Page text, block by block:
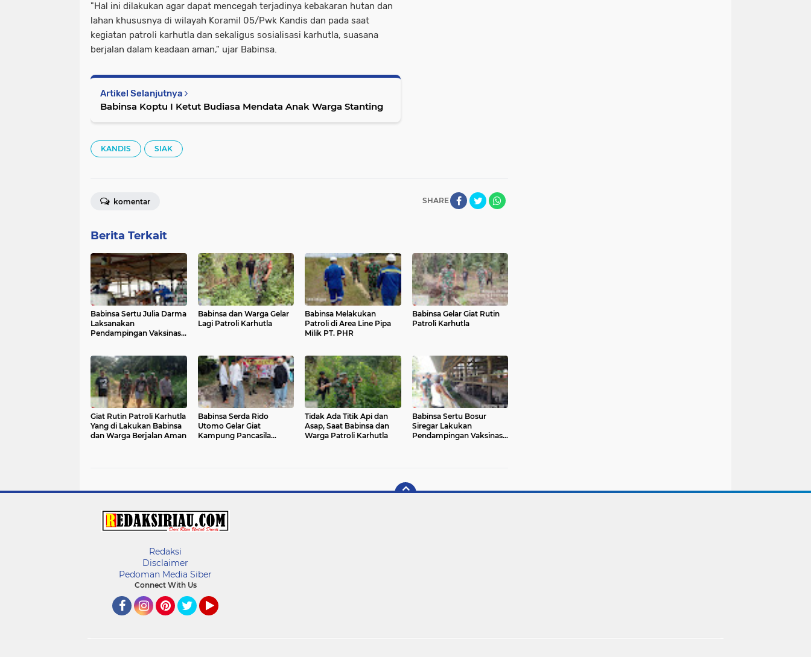
"Hal ini dilakukan agar dapat mencegah terjadinya kebakaran hutan dan
lahan khususnya di wilayah Koramil 05/Pwk Kandis dan pada saat
kegiatan patroli karhutla dan sekaligus sosialisasi karhutla, suasana
berjalan dalam keadaan aman," ujar Babinsa.
Artikel Selanjutnya
Babinsa Koptu I Ketut Budiasa Mendata Anak Warga Stanting
KANDIS SIAK
SHARE
komentar
Berita Terkait
Babinsa Sertu Julia Darma
Laksanakan
Pendampingan Vaksinasi
Babinsa dan Warga Gelar
Lagi Patroli Karhutla
Babinsa Melakukan
Patroli di Area Line Pipa
Milik PT. PHR
Babinsa Gelar Giat Rutin
Patroli Karhutla
Giat Rutin Patroli Karhutla
Yang di Lakukan Babinsa
dan Warga Berjalan Aman
Babinsa Serda Rido
Utomo Gelar Giat
Kampung Pancasila
Tidak Ada Titik Api dan
Asap, Saat Babinsa dan
Warga Patroli Karhutla
Babinsa Sertu Bosur
Siregar Lakukan
Pendampingan Vaksinasi
Redaksi
Disclaimer
Pedoman Media Siber
Connect With Us